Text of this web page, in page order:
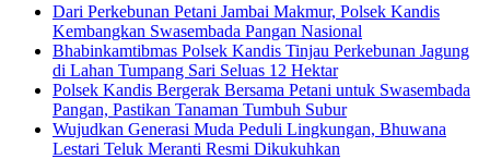
Dari Perkebunan Petani Jambai Makmur, Polsek Kandis
Kembangkan Swasembada Pangan Nasional
Bhabinkamtibmas Polsek Kandis Tinjau Perkebunan Jagung
di Lahan Tumpang Sari Seluas 12 Hektar
Polsek Kandis Bergerak Bersama Petani untuk Swasembada
Pangan, Pastikan Tanaman Tumbuh Subur
Wujudkan Generasi Muda Peduli Lingkungan, Bhuwana
Lestari Teluk Meranti Resmi Dikukuhkan